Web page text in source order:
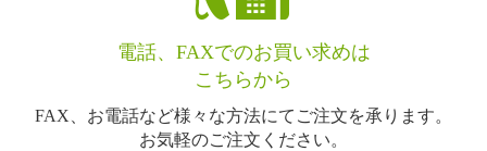
電話、FAXでのお買い求めは
こちらから
FAX、お電話など様々な方法にてご注文を承ります。
お気軽のご注文ください。